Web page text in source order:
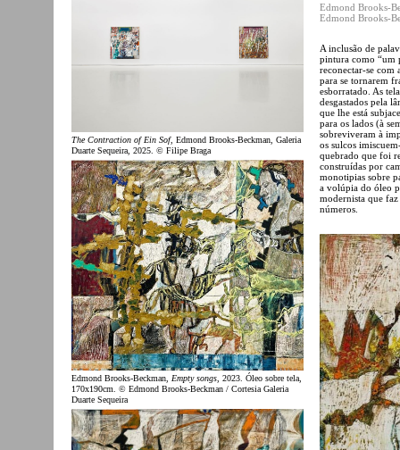
The Contraction of Ein Sof, Edmond Brooks-Beckman, Galeria
Duarte Sequeira, 2025. © Filipe Braga
Edmond Brooks-Beckman, Empty songs , 2023. Óleo sobre tela,
170x190cm. © Edmond Brooks-Beckman / Cortesia Galeria
Duarte Sequeira
Edmond Brooks-
Edmond Brooks-
A inclusão de
pintura como “um
reconectar-se com
para se tornarem
esborratado. As
desgastados pela
que lhe está
para os lados (à
sobreviveram à
os sulcos
quebrado que foi
construídas por
monotipias sobre
a volúpia do óleo
modernista que
números.